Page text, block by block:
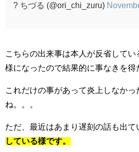
? ちづる (@ori_chi_zuru)
こちらの出来事は本人が反省して
様になったので結果的に事なきを得
これだけの事があって炎上しなかっ
ね。。。
ただ、最近はあまり遅刻の話も出て
している様です。